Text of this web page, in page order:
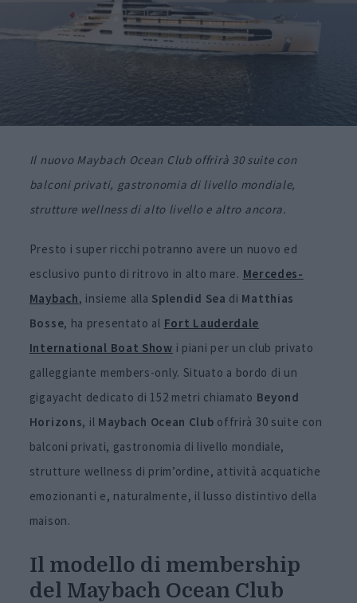
Il nuovo Maybach Ocean Club offrirà 30 suite con
balconi privati, gastronomia di livello mondiale,
strutture wellness di alto livello e altro ancora.
Presto i super ricchi potranno avere un nuovo ed
esclusivo punto di ritrovo in alto mare. Mercedes-
Maybach, insieme alla Splendid Sea di Matthias
Bosse, ha presentato al Fort Lauderdale
International Boat Show i piani per un club privato
galleggiante members-only. Situato a bordo di un
gigayacht dedicato di 152 metri chiamato Beyond
Horizons, il Maybach Ocean Club offrirà 30 suite con
balconi privati, gastronomia di livello mondiale,
strutture wellness di prim’ordine, attività acquatiche
emozionanti e, naturalmente, il lusso distintivo della
maison.
Il modello di membership
del Maybach Ocean Club